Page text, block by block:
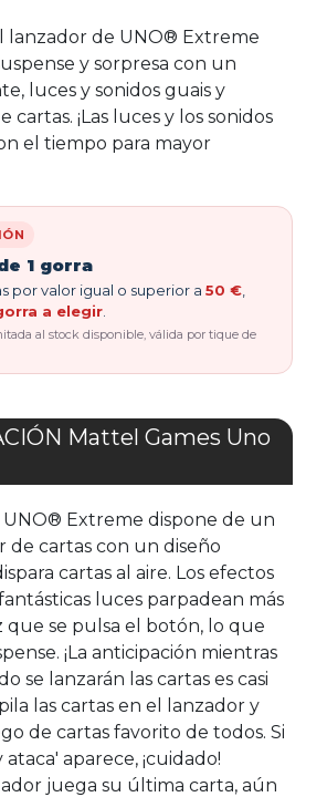
lanzador de UNO® Extreme
y sorpresa con un
luces y sonidos guais y
cartas. ¡Las luces y los sonidos
el tiempo para mayor
1 gorra
por valor igual o superior a 50 €
a elegir
al stock disponible, válida por tique de
Mattel Games Uno
UNO® Extreme dispone de un
de cartas con un diseño
cartas al aire. Los efectos
luces parpadean más
que se pulsa el botón, lo que
¡La anticipación mientras
se lanzarán las cartas es casi
las cartas en el lanzador y
de cartas favorito de todos. Si
ataca' aparece, ¡cuidado!
juega su última carta, aún